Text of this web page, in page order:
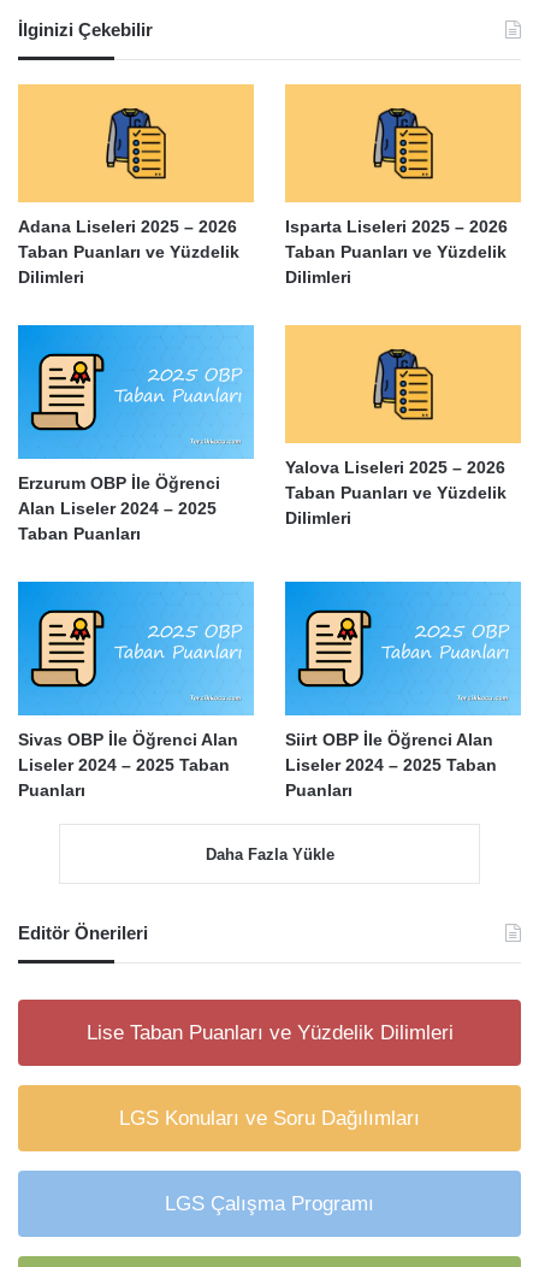
İlginizi Çekebilir
Adana Liseleri 2025 – 2026
Taban Puanları ve Yüzdelik
Dilimleri
Isparta Liseleri 2025 – 2026
Taban Puanları ve Yüzdelik
Dilimleri
Erzurum OBP İle Öğrenci
Alan Liseler 2024 – 2025
Taban Puanları
Yalova Liseleri 2025 – 2026
Taban Puanları ve Yüzdelik
Dilimleri
Sivas OBP İle Öğrenci Alan
Liseler 2024 – 2025 Taban
Puanları
Siirt OBP İle Öğrenci Alan
Liseler 2024 – 2025 Taban
Puanları
Daha Fazla Yükle
Editör Önerileri
Lise Taban Puanları ve Yüzdelik Dilimleri
LGS Konuları ve Soru Dağılımları
LGS Çalışma Programı